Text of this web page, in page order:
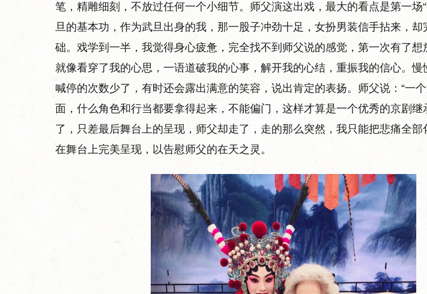
笔，精雕细刻，不放过任何一个小细节。师父演这出戏，最大的看点是第一场
旦的基本功，作为武旦出身的我，那一股子冲劲十足，女扮男装信手拈来，却
础。戏学到一半，我觉得身心疲惫，完全找不到师父说的感觉，第一次有了想
就像看穿了我的心思，一语道破我的心事，解开我的心结，重振我的信心。慢
喊停的次数少了，有时还会露出满意的笑容，说出肯定的表扬。师父说：“一
面，什么角色和行当都要拿得起来，不能偏门，这样才算是一个优秀的京剧继
了，只差最后舞台上的呈现，师父却走了，走的那么突然，我只能把悲痛全部
在舞台上完美呈现，以告慰师父的在天之灵。